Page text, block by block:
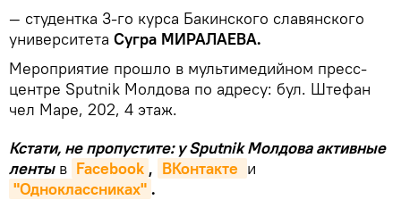
— студентка 3-го курса Бакинского славянского
университета Сугра МИРАЛАЕВА.
Мероприятие прошло в мультимедийном пресс-
центре Sputnik Молдова по адресу: бул. Штефан
чел Маре, 202, 4 этаж.
Кстати, не пропустите: у Sputnik Молдова активные
ленты в Facebook , ВКонтакте и
"Одноклассниках" .